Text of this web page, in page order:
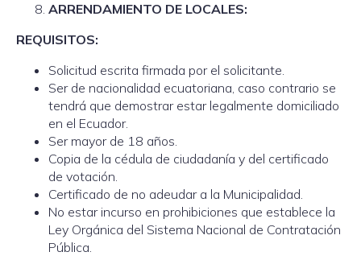
ARRENDAMIENTO DE LOCALES:
REQUISITOS:
Solicitud escrita firmada por el solicitante.
Ser de nacionalidad ecuatoriana, caso contrario se
tendrá que demostrar estar legalmente domiciliado
en el Ecuador.
Ser mayor de 18 años.
Copia de la cédula de ciudadanía y del certificado
de votación.
Certificado de no adeudar a la Municipalidad.
No estar incurso en prohibiciones que establece la
Ley Orgánica del Sistema Nacional de Contratación
Pública.